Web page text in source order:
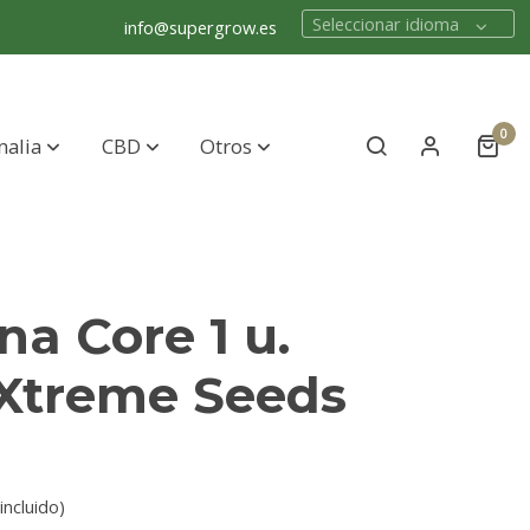
info@supergrow.es Seleccionar idioma
CBD Otros 0
Core 1 u.
Seeds